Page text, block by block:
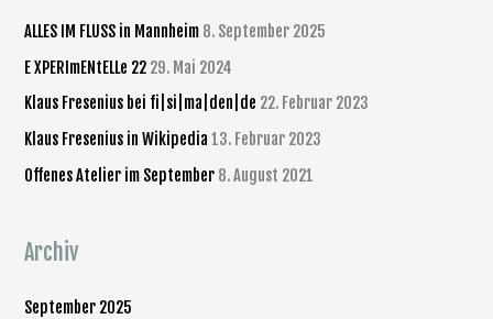
e
a
c
h
ALLES IM FLUSS in Mannheim 8. September 2025
E XPERImENtELLe 22 29. Mai 2024
Klaus Fresenius bei fi|si|ma|den|de 22. Februar 2023
Klaus Fresenius in Wikipedia 13. Februar 2023
Offenes Atelier im September 8. August 2021
Archiv
September 2025